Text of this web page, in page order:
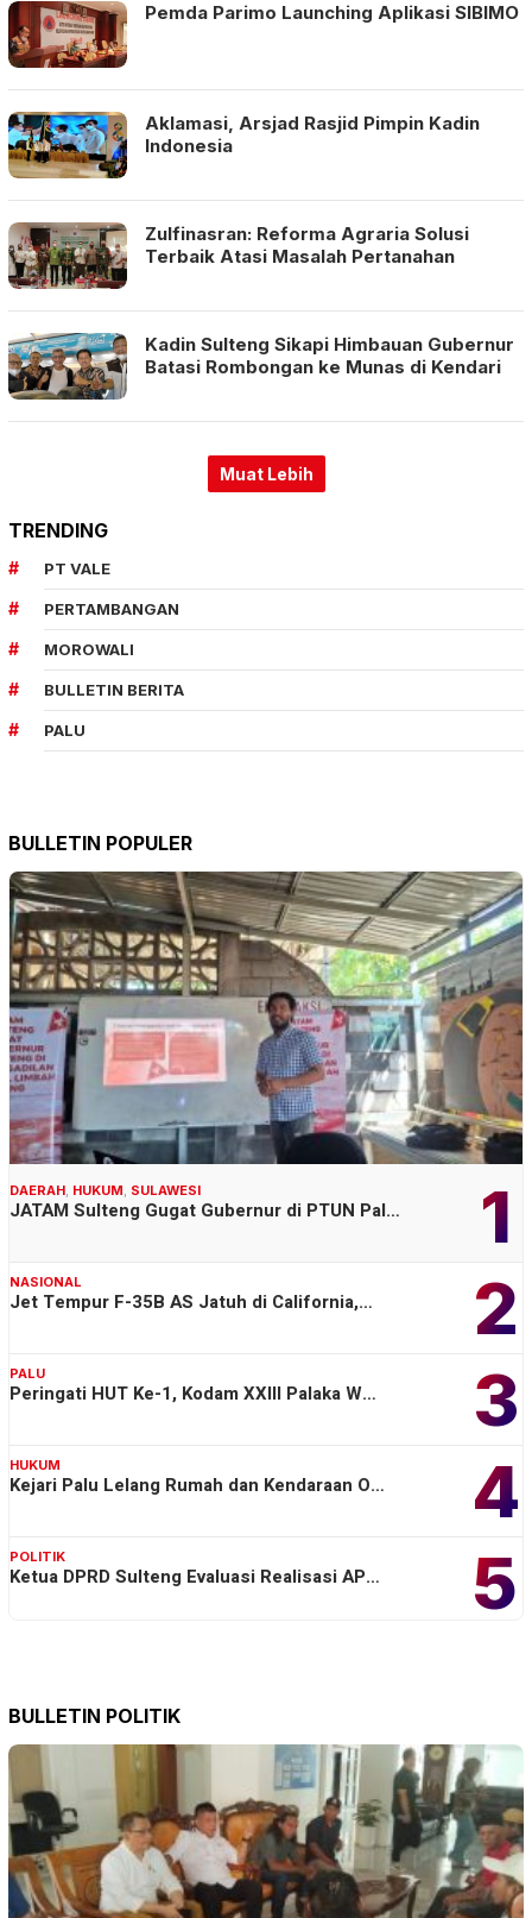
Pemda Parimo Launching Aplikasi SIBIMO
Aklamasi, Arsjad Rasjid Pimpin Kadin
Indonesia
Zulfinasran: Reforma Agraria Solusi
Terbaik Atasi Masalah Pertanahan
Kadin Sulteng Sikapi Himbauan Gubernur
Batasi Rombongan ke Munas di Kendari
TRENDING
PT VALE
PERTAMBANGAN
MOROWALI
BULLETIN BERITA
PALU
BULLETIN POPULER
1
DAERAH, HUKUM, SULAWESI
JATAM Sulteng Gugat Gubernur di PTUN Pal…
2
NASIONAL
Jet Tempur F-35B AS Jatuh di California,…
3
PALU
Peringati HUT Ke-1, Kodam XXIII Palaka W…
4
HUKUM
Kejari Palu Lelang Rumah dan Kendaraan O…
5
POLITIK
Ketua DPRD Sulteng Evaluasi Realisasi AP…
BULLETIN POLITIK